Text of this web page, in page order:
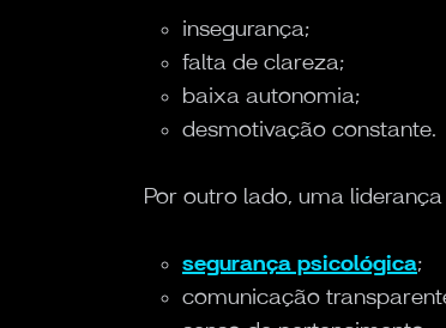
insegurança;
falta de clareza;
baixa autonomia;
desmotivação constante.
Por outro lado, uma
segurança psicológica;
comunicação